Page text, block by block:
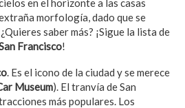
en el horizonte a las casas
morfología, dado que se
saber más? ¡Sigue la lista de
Francisco!
. Es el icono de la ciudad y se merece
Museum). El tranvía de San
más populares. Los